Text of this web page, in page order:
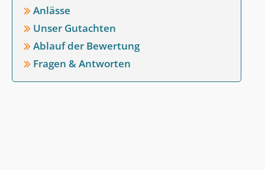
Anlässe
Unser Gutachten
Ablauf der Bewertung
Fragen & Antworten